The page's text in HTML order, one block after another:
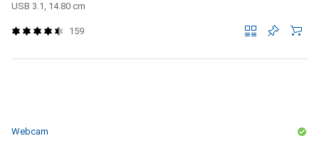
USB 3.1, 14.80 cm
159
Webcam